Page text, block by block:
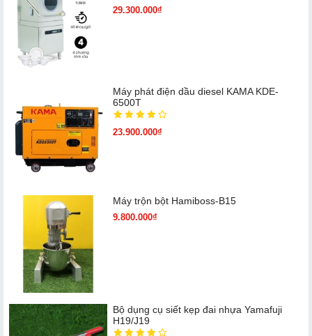
29.300.000₫
Máy phát điện dầu diesel KAMA KDE-
6500T
23.900.000₫
Máy trộn bột Hamiboss-B15
9.800.000₫
Bộ dụng cụ siết kẹp đai nhựa Yamafuji
H19/J19